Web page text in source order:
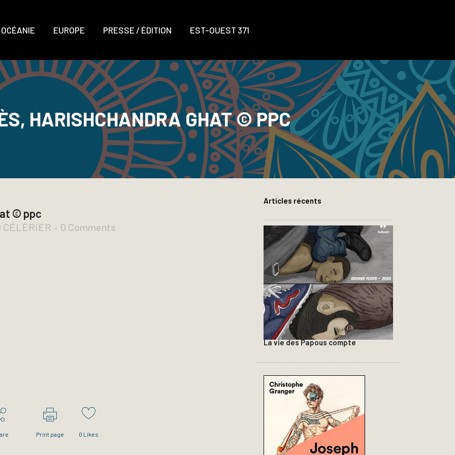
OCÉANIE EUROPE PRESSE / ÉDITION EST-OUEST 371
HARISHCHANDRA GHAT © PPC
© ppc
CÉLÉRIER 0 Comments
Print page 0 Likes
Articles récents
La vie des Papous compte